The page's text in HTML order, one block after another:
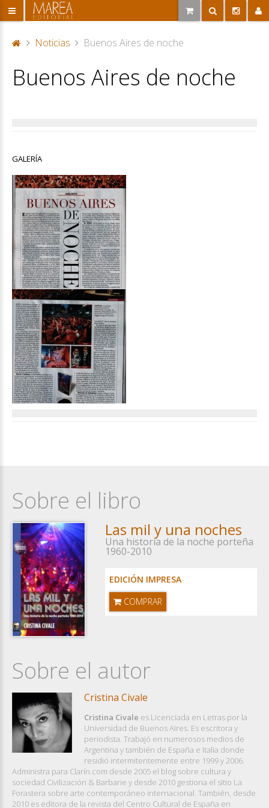
or
ta
Noticias Buenos Aires de noche
Buenos Aires de noche
GALERÍA
Sobre el libro
Las mil y una noches
Una historia de la noche porteña
1960-2010
EDICIÓN IMPRESA
COMPRAR
Sobre el autor
Cristina Civale
Cristina Civale es Licenciada en Letras por la
Universidad de Buenos Aires. Es escritora y
periodista. Trabajó en numerosos medios de
Argentina y también de España e Italia donde
residió intermitentemente entre 1999 y 2006.
Administra para Clarín.com desde 2005 el blog sobre cultura y
sociedad Civilización & Barbarie y desde 2010 gestiona el sitio La
Forastera sobre arte contemporáneo internacional. También, desde
2010 es editora de la revista del Centro Cultural de España en